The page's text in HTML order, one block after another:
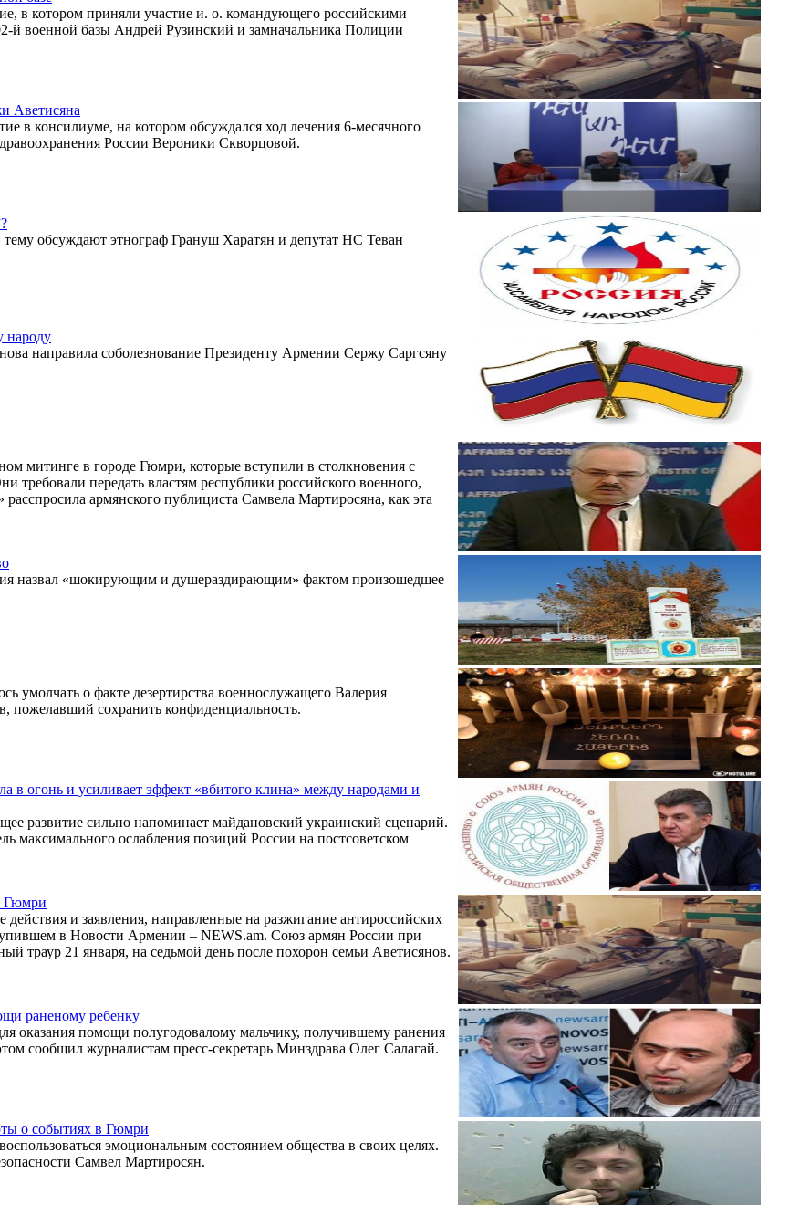
в котором приняли участие и. о. командующего российскими
военной базы Андрей Рузинский и замначальника Полиции
Аветисяна
в консилиуме, на котором обсуждался ход лечения 6-месячного
России Вероники Скворцовой.
обсуждают этнограф Грануш Харатян и депутат НС Теван
народу
направила соболезнование Президенту Армении Сержу Саргсяну
митинге в городе Гюмри, которые вступили в столкновения с
требовали передать властям республики российского военного,
армянского публициста Самвела Мартиросяна, как эта
назвал «шокирующим и душераздирающим» фактом произошедшее
умолчать о факте дезертирства военнослужащего Валерия
пожелавший сохранить конфиденциальность.
в огонь и усиливает эффект «вбитого клина» между народами и
развитие сильно напоминает майдановский украинский сценарий.
максимального ослабления позиций России на постсоветском
Гюмри
и заявления, направленные на разжигание антироссийских
в Новости Армении – NEWS.am. Союз армян России при
траур 21 января, на седьмой день после похорон семьи Аветисянов.
раненому ребенку
оказания помощи полугодовалому мальчику, получившему ранения
сообщил журналистам пресс-секретарь Минздрава Олег Салагай.
о событиях в Гюмри
эмоциональным состоянием общества в своих целях.
Самвел Мартиросян.